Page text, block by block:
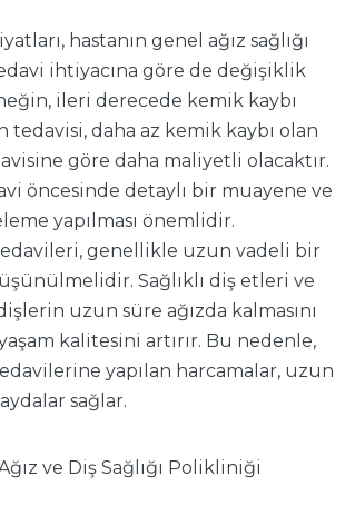
hastanın genel ağız sağlığı
ihtiyacına göre de değişiklik
ileri derecede kemik kaybı
tedavisi, daha az kemik kaybı olan
göre daha maliyetli olacaktır.
öncesinde detaylı bir muayene ve
yapılması önemlidir.
genellikle uzun vadeli bir
Sağlıklı diş etleri ve
uzun süre ağızda kalmasını
kalitesini artırır. Bu nedenle,
yapılan harcamalar, uzun
sağlar.
ve Diş Sağlığı Polikliniği